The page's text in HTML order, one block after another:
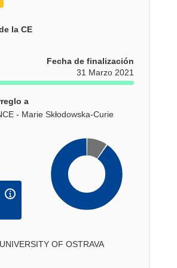
la CE
Fecha de finalización
31 Marzo 2021
a
- Marie Skłodowska-Curie
OF OSTRAVA